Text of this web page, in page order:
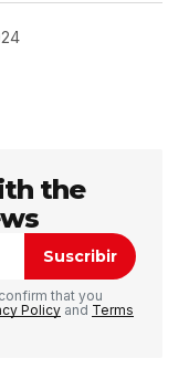
no será
están
the
Suscribir
that you
Policy and Terms